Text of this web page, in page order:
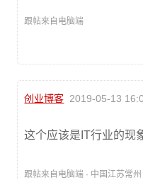
跟帖来自电脑端
创业博客 2019-05-13
这个应该是IT行业的现
跟帖来自电脑端 · 中国江苏常州